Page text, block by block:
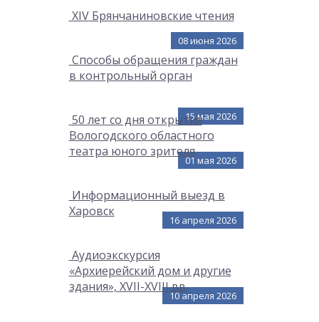
08 июня 2026
15 мая 2026
XIV Брянчаниновские чтения
01 мая 2026
Способы обращения граждан
в контрольный орган
16 апреля 2026
50 лет со дня открытия
Вологодского областного
театра юного зрителя
10 апреля 2026
Информационный выезд в
Харовск
Аудиоэкскурсия
«Архиерейский дом и другие
здания», XVII-XVIII вв.